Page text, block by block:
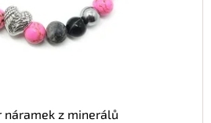
náramek z minerálů